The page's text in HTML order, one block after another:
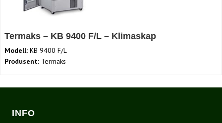
Termaks – KB 9400 F/L – Klimaskap
Modell: KB 9400 F/L
Produsent: Termaks
INFO